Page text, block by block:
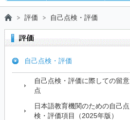
評価 自己点検・評価
自己点検・評価
自己点検・評価に際しての留意
点
日本語教育機関のための自己点
検・評価項目（2025年版）